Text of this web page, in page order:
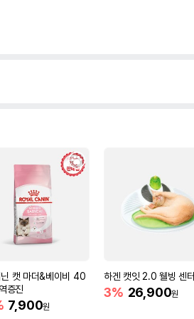
닌 캣 마더&베이비 40
증진
7,900원
하겐 캣잇 2.0 웰빙 센터
3% 26,900원